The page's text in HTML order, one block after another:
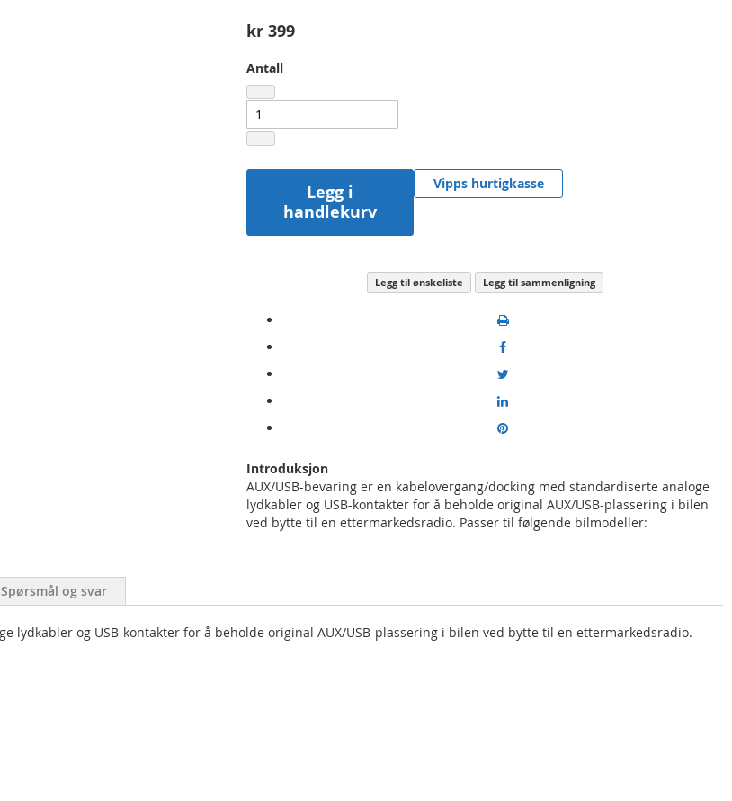
kr 399
Antall
Legg i
handlekurv
Vipps hurtigkasse
Legg til ønskeliste Legg til sammenligning
Introduksjon
AUX/USB-bevaring er en kabelovergang/docking med standardiserte analoge
lydkabler og USB-kontakter for å beholde original AUX/USB-plassering i bilen
ved bytte til en ettermarkedsradio. Passer til følgende bilmodeller:
lydkabler og USB-kontakter for å beholde original AUX/USB-plassering i bilen ved bytte til en ettermarkedsradio.
Spørsmål og svar